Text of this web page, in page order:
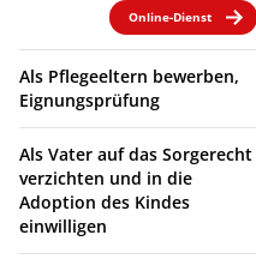
Online-Dienst
Als Pflegeeltern bewerben,
Eignungsprüfung
Als Vater auf das Sorgerecht
verzichten und in die
Adoption des Kindes
einwilligen